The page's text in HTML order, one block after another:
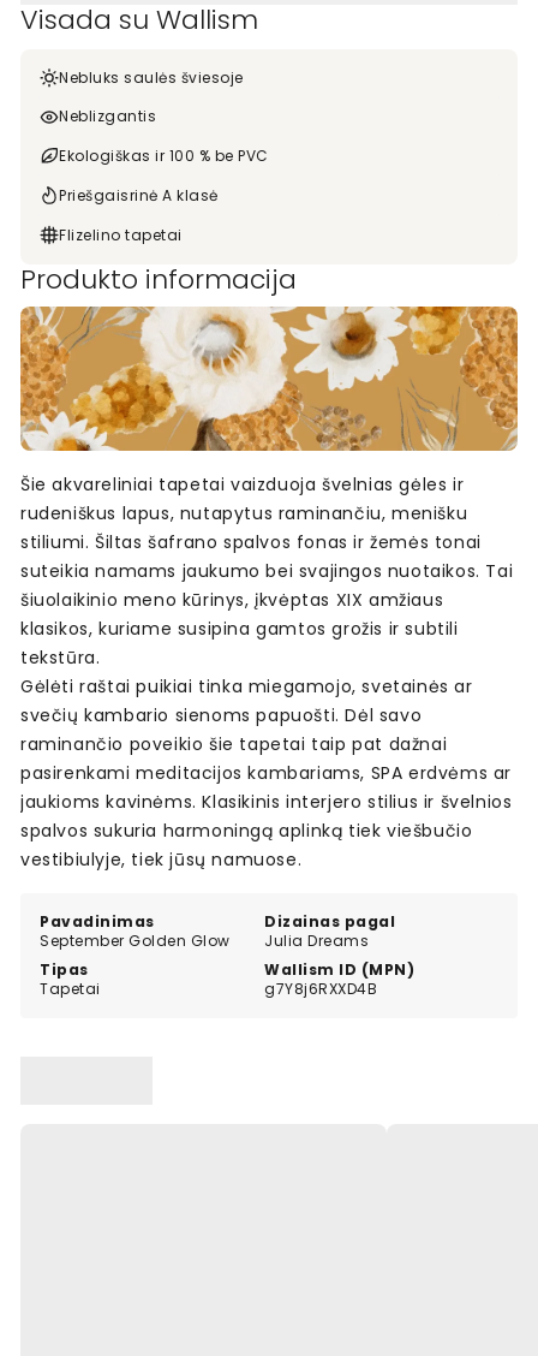
Visada su Wallism
Nebluks saulės šviesoje
Neblizgantis
Ekologiškas ir 100 % be PVC
Priešgaisrinė A klasė
Flizelino tapetai
Produkto informacija
Pavadinimas
September Golden Glow
Dizainas pagal
Julia Dreams
Tipas
Tapetai
Wallism ID (MPN)
g7Y8j6RXXD4B
Šie akvareliniai tapetai vaizduoja švelnias gėles ir
rudeniškus lapus, nutapytus raminančiu, menišku
stiliumi. Šiltas šafrano spalvos fonas ir žemės tonai
suteikia namams jaukumo bei svajingos nuotaikos. Tai
šiuolaikinio meno kūrinys, įkvėptas XIX amžiaus
klasikos, kuriame susipina gamtos grožis ir subtili
tekstūra.
Gėlėti raštai puikiai tinka miegamojo, svetainės ar
svečių kambario sienoms papuošti. Dėl savo
raminančio poveikio šie tapetai taip pat dažnai
pasirenkami meditacijos kambariams, SPA erdvėms ar
jaukioms kavinėms. Klasikinis interjero stilius ir švelnios
spalvos sukuria harmoningą aplinką tiek viešbučio
vestibiulyje, tiek jūsų namuose.